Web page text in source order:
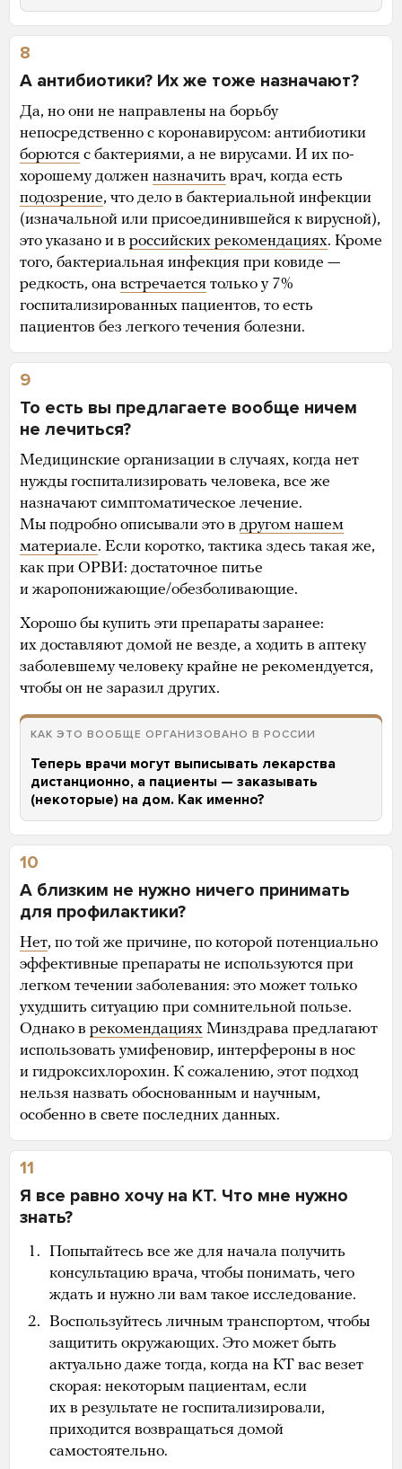
8
А антибиотики? Их же тоже назначают?
Да, но они не направлены на борьбу
непосредственно с коронавирусом: антибиотики
борются с бактериями, а не вирусами. И их по-
хорошему должен назначить врач, когда есть
подозрение, что дело в бактериальной инфекции
(изначальной или присоединившейся к вирусной),
это указано и в российских рекомендациях. Кроме
того, бактериальная инфекция при ковиде —
редкость, она встречается только у 7%
госпитализированных пациентов, то есть
пациентов без легкого течения болезни.
9
То есть вы предлагаете вообще ничем
не лечиться?
Медицинские организации в случаях, когда нет
нужды госпитализировать человека, все же
назначают симптоматическое лечение.
Мы подробно описывали это в другом нашем
материале. Если коротко, тактика здесь такая же,
как при ОРВИ: достаточное питье
и жаропонижающие/обезболивающие.
Хорошо бы купить эти препараты заранее:
их доставляют домой не везде, а ходить в аптеку
заболевшему человеку крайне не рекомендуется,
чтобы он не заразил других.
КАК ЭТО ВООБЩЕ ОРГАНИЗОВАНО В РОССИИ
Теперь врачи могут выписывать лекарства
дистанционно, а пациенты — заказывать
(некоторые) на дом. Как именно?
10
А близким не нужно ничего принимать
для профилактики?
Нет, по той же причине, по которой потенциально
эффективные препараты не используются при
легком течении заболевания: это может только
ухудшить ситуацию при сомнительной пользе.
Однако в рекомендациях Минздрава предлагают
использовать умифеновир, интерфероны в нос
и гидроксихлорохин. К сожалению, этот подход
нельзя назвать обоснованным и научным,
особенно в свете последних данных.
11
Я все равно хочу на КТ. Что мне нужно
знать?
Попытайтесь все же для начала получить
консультацию врача, чтобы понимать, чего
ждать и нужно ли вам такое исследование.
Воспользуйтесь личным транспортом, чтобы
защитить окружающих. Это может быть
актуально даже тогда, когда на КТ вас везет
скорая: некоторым пациентам, если
их в результате не госпитализировали,
приходится возвращаться домой
самостоятельно.